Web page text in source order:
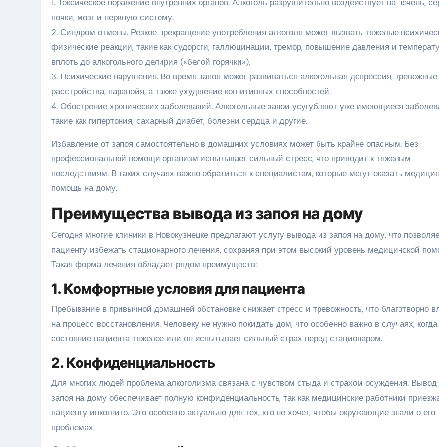
1. Токсическое поражение внутренних органов. Алкоголь разрушительно воздействует на печень,
почки, мозг и нервную систему.
2. Синдром отмены. Резкое прекращение употребления алкоголя может вызвать тяжелые
физические реакции, такие как судороги, галлюцинации, тремор, повышение давления и
вплоть до алкогольного делирия («белой горячки»).
3. Психические нарушения. Во время запоя может развиваться алкогольная депрессия, тревожные
расстройства, паранойя, а также ухудшение когнитивных способностей.
4. Обострение хронических заболеваний. Алкогольные запои усугубляют уже имеющиеся
такие как гипертония, сахарный диабет, болезни сердца и другие.
Избавление от запоя самостоятельно в домашних условиях может быть крайне опасным. Без
профессиональной помощи организм испытывает сильный стресс, что приводит к тяжелым
последствиям. В таких случаях важно обратиться к специалистам, которые могут оказать
помощь на дому.
Преимущества вывода из запоя на дому
Сегодня многие клиники в Новокузнецке предлагают услугу вывода из запоя на дому, что
пациенту избежать стационарного лечения, сохраняя при этом высокий уровень медицинской
Такая форма лечения обладает рядом преимуществ:
1. Комфортные условия для пациента
Пребывание в привычной домашней обстановке снижает стресс и тревожность, что благотворно
на процесс восстановления. Человеку не нужно покидать дом, что особенно важно в случаях, когда
состояние пациента тяжелое или он испытывает сильный страх перед стационаром.
2. Конфиденциальность
Для многих людей проблема алкоголизма связана с чувством стыда и страхом осуждения. Вывод
запоя на дому обеспечивает полную конфиденциальность, так как медицинские работники
пациенту инкогнито. Это особенно актуально для тех, кто не хочет, чтобы окружающие знали о его
проблемах.